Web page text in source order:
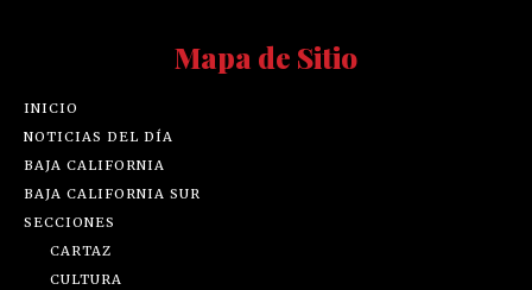
Mapa de Sitio
INICIO
NOTICIAS DEL DÍA
BAJA CALIFORNIA
BAJA CALIFORNIA SUR
SECCIONES
CARTAZ
CULTURA